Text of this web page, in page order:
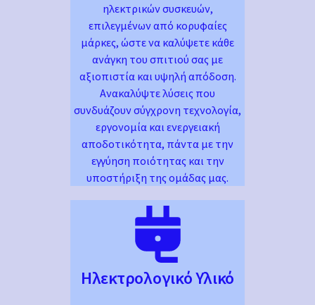
ηλεκτρικών συσκευών,
επιλεγμένων από κορυφαίες
μάρκες, ώστε να καλύψετε κάθε
ανάγκη του σπιτιού σας με
αξιοπιστία και υψηλή απόδοση.
Ανακαλύψτε λύσεις που
συνδυάζουν σύγχρονη τεχνολογία,
εργονομία και ενεργειακή
αποδοτικότητα, πάντα με την
εγγύηση ποιότητας και την
υποστήριξη της ομάδας μας.
Ηλεκτρολογικό Υλικό